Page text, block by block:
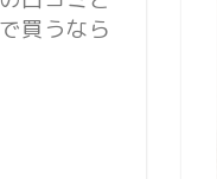
買うなら